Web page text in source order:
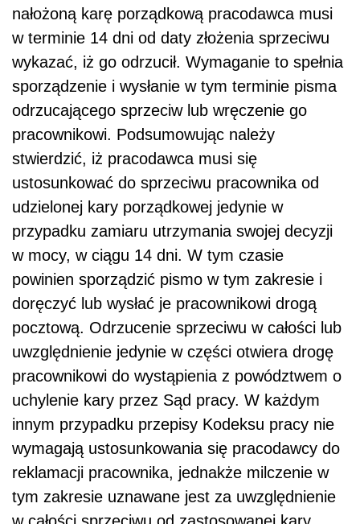
nałożoną karę porządkową pracodawca musi
w terminie 14 dni od daty złożenia sprzeciwu
wykazać, iż go odrzucił. Wymaganie to spełnia
sporządzenie i wysłanie w tym terminie pisma
odrzucającego sprzeciw lub wręczenie go
pracownikowi. Podsumowując należy
stwierdzić, iż pracodawca musi się
ustosunkować do sprzeciwu pracownika od
udzielonej kary porządkowej jedynie w
przypadku zamiaru utrzymania swojej decyzji
w mocy, w ciągu 14 dni. W tym czasie
powinien sporządzić pismo w tym zakresie i
doręczyć lub wysłać je pracownikowi drogą
pocztową. Odrzucenie sprzeciwu w całości lub
uwzględnienie jedynie w części otwiera drogę
pracownikowi do wystąpienia z powództwem o
uchylenie kary przez Sąd pracy. W każdym
innym przypadku przepisy Kodeksu pracy nie
wymagają ustosunkowania się pracodawcy do
reklamacji pracownika, jednakże milczenie w
tym zakresie uznawane jest za uwzględnienie